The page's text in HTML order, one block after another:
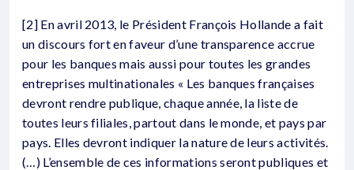
[2] En avril 2013, le Président François Hollande a fait
un discours fort en faveur d’une transparence accrue
pour les banques mais aussi pour toutes les grandes
entreprises multinationales « Les banques françaises
devront rendre publique, chaque année, la liste de
toutes leurs filiales, partout dans le monde, et pays par
pays. Elles devront indiquer la nature de leurs activités.
(…) L’ensemble de ces informations seront publiques et